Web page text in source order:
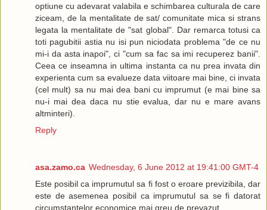
optiune cu adevarat valabila e schimbarea culturala de care
ziceam, de la mentalitate de sat/ comunitate mica si strans
legata la mentalitate de "sat global". Dar remarca totusi ca
toti pagubitii astia nu isi pun niciodata problema "de ce nu
mi-i da asta inapoi", ci "cum sa fac sa imi recuperez banii".
Ceea ce inseamna in ultima instanta ca nu prea invata din
experienta cum sa evalueze data viitoare mai bine, ci invata
(cel mult) sa nu mai dea bani cu imprumut (e mai bine sa
nu-i mai dea daca nu stie evalua, dar nu e mare avans
altminteri).
Reply
asa.zamo.ca Wednesday, 6 June 2012 at 19:41:00 GMT-4
Este posibil ca imprumutul sa fi fost o eroare previzibila, dar
este de asemenea posibil ca imprumutul sa se fi datorat
circumstantelor economice mai greu de prevazut.